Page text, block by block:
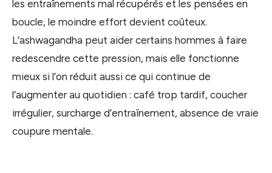
les entraînements mal récupérés et les pensées en
boucle, le moindre effort devient coûteux.
L’ashwagandha peut aider certains hommes à faire
redescendre cette pression, mais elle fonctionne
mieux si l’on réduit aussi ce qui continue de
l’augmenter au quotidien : café trop tardif, coucher
irrégulier, surcharge d’entraînement, absence de vraie
coupure mentale.